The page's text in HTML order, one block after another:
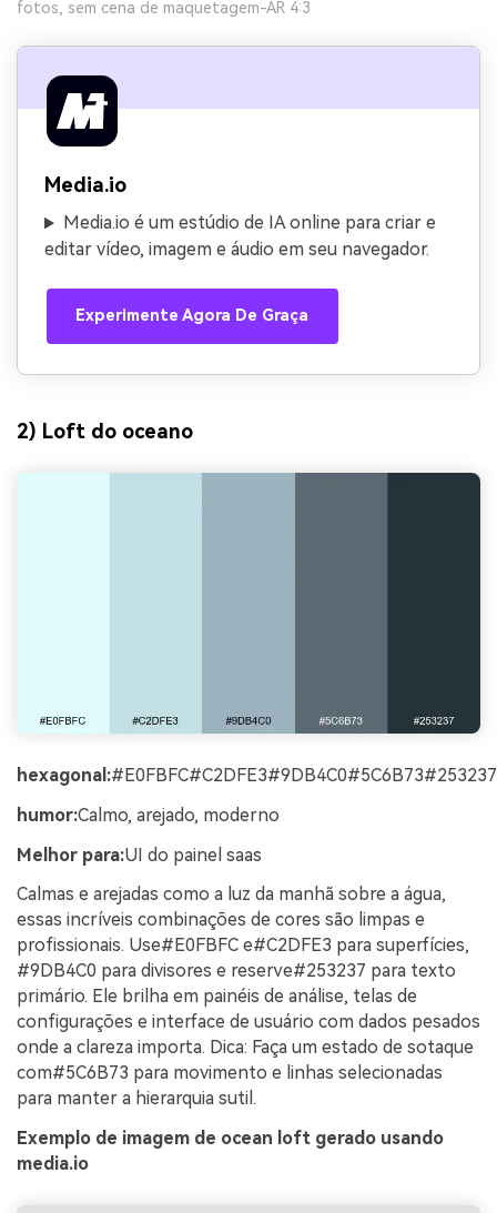
fotos, sem cena de maquetagem-AR 4:3
Media.io
Media.io é um estúdio de IA online para criar e
editar vídeo, imagem e áudio em seu navegador.
Experimente Agora De Graça
2) Loft do oceano
hexagonal:#E0FBFC#C2DFE3#9DB4C0#5C6B73#253237
humor:Calmo, arejado, moderno
Melhor para:UI do painel saas
Calmas e arejadas como a luz da manhã sobre a água,
essas incríveis combinações de cores são limpas e
profissionais. Use#E0FBFC e#C2DFE3 para superfícies,
#9DB4C0 para divisores e reserve#253237 para texto
primário. Ele brilha em painéis de análise, telas de
configurações e interface de usuário com dados pesados
onde a clareza importa. Dica: Faça um estado de sotaque
com#5C6B73 para movimento e linhas selecionadas
para manter a hierarquia sutil.
Exemplo de imagem de ocean loft gerado usando
media.io